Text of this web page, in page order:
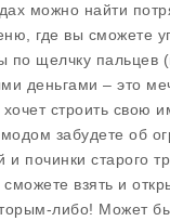
можно найти
где вы сможете
по щелчку пальцев
деньгами – это
строить свою
забудете об
и починки старого
взять и
либо! Может